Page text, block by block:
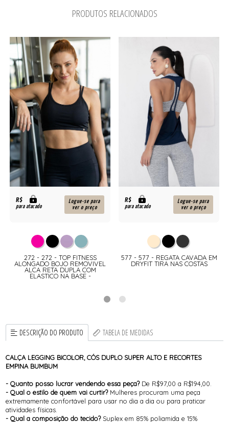
PRODUTOS RELACIONADOS
R$
para atacado
Logue-se para
ver o preço
272 - 272 - TOP FITNESS
ALONGADO BOJO REMOVIVEL
ALCA RETA DUPLA COM
ELASTICO NA BASE -
R$
para atacado
Logue-se para
ver o preço
577 - 577 - REGATA CAVADA EM
DRYFIT TIRA NAS COSTAS
DESCRIÇÃO DO PRODUTO TABELA DE MEDIDAS
CALÇA LEGGING BICOLOR, CÓS DUPLO SUPER ALTO E RECORTES
EMPINA BUMBUM
- Quanto posso lucrar vendendo essa peça? De R$97,00 a R$194,00.
- Qual o estilo de quem vai curtir?Mulheres procuram uma peça
extremamente confortável para usar no dia a dia ou para praticar
atividades físicas.
- Qual a composição do tecido?Suplex em 85% poliamida e 15%